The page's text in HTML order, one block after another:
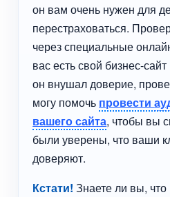
он вам очень нужен для
перестраховаться.
через специальные
вас есть свой бизнес-
он внушал доверие,
могу помочь провести
вашего сайта, чтобы вы
были уверены, что ваши
доверяют.
Кстати! Знаете ли вы, что